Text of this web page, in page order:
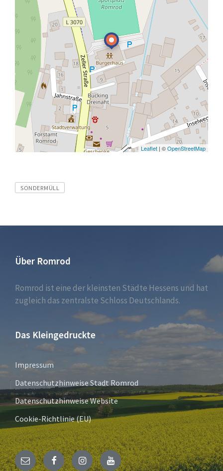
Leaflet | ©OpenStreetMap
Tags
SONDERMÜLL
Über Romrod
Romrod ist eine der kleinsten Städte Hessens und hat
zugleich das zentralste Schloss Deutschlands.
Das Kleingedruckte
Impressum
Datenschutzhinweise Stadt Romrod
Datenschutzhinweise Website
Cookie-Richtlinie (EU)
E- FacebookInstagramYouTube